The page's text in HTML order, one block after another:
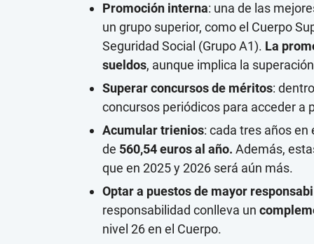
Promoción interna: una de las
un grupo superior, como el Cuerpo
Seguridad Social (Grupo A1). La
sueldos, aunque implica la
Superar concursos de méritos:
concursos periódicos para acceder a
Acumular trienios: cada tres años
de 560,54 euros al año. Además,
que en 2025 y 2026 será aún más.
Optar a puestos de mayor
responsabilidad conlleva un
nivel 26 en el Cuerpo.